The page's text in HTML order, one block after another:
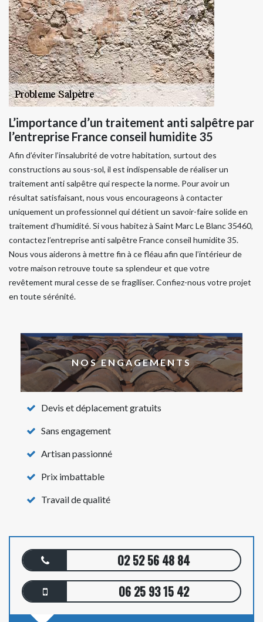
L’importance d’un traitement anti salpêtre par
l’entreprise France conseil humidite 35
Afin d’éviter l’insalubrité de votre habitation, surtout des
constructions au sous-sol, il est indispensable de réaliser un
traitement anti salpêtre qui respecte la norme. Pour avoir un
résultat satisfaisant, nous vous encourageons à contacter
uniquement un professionnel qui détient un savoir-faire solide en
traitement d’humidité. Si vous habitez à Saint Marc Le Blanc 35460,
contactez l’entreprise anti salpêtre France conseil humidite 35.
Nous vous aiderons à mettre fin à ce fléau afin que l’intérieur de
votre maison retrouve toute sa splendeur et que votre
revêtement mural cesse de se fragiliser. Confiez-nous votre projet
en toute sérénité.
NOS ENGAGEMENTS
Devis et déplacement gratuits
Sans engagement
Artisan passionné
Prix imbattable
Travail de qualité
02 52 56 48 84
06 25 93 15 42